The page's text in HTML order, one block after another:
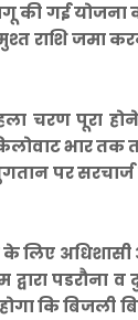
की गई
राशि जमा
चरण पूरा
भार
पर
लिए
पडरौना
कि बिजली